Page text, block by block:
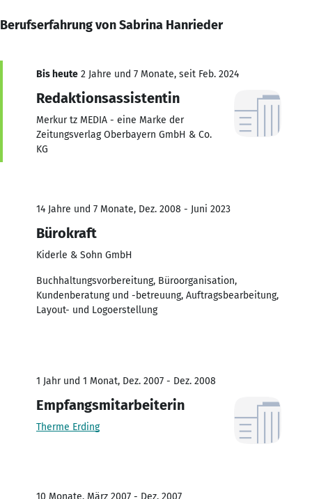
Berufserfahrung von Sabrina Hanrieder
Bis heute 2 Jahre und 7 Monate, seit Feb. 2024
Redaktionsassistentin
Merkur tz MEDIA - eine Marke der
Zeitungsverlag Oberbayern GmbH & Co.
KG
14 Jahre und 7 Monate, Dez. 2008 - Juni 2023
Bürokraft
Kiderle & Sohn GmbH
Buchhaltungsvorbereitung, Büroorganisation,
Kundenberatung und -betreuung, Auftragsbearbeitung,
Layout- und Logoerstellung
1 Jahr und 1 Monat, Dez. 2007 - Dez. 2008
Empfangsmitarbeiterin
Therme Erding
10 Monate, März 2007 - Dez. 2007